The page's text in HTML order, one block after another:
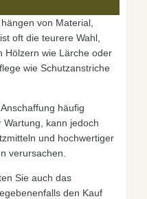
von Material,
oft die teurere Wahl,
Hölzern wie Lärche oder
wie Schutzanstriche
häufig
kann jedoch
und hochwertiger
verursachen.
Sie auch das
den Kauf